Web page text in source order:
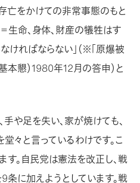
亡をかけての非常事態のもと
生命、身体、財産の犠牲はす
ければならない」（※「原爆被
本懇）1980年12月の答申）と
や足を失い、家が焼けても、
々と言っているわけです。こ
す。自民党は憲法を改正し、戦
に加えようとしています。戦